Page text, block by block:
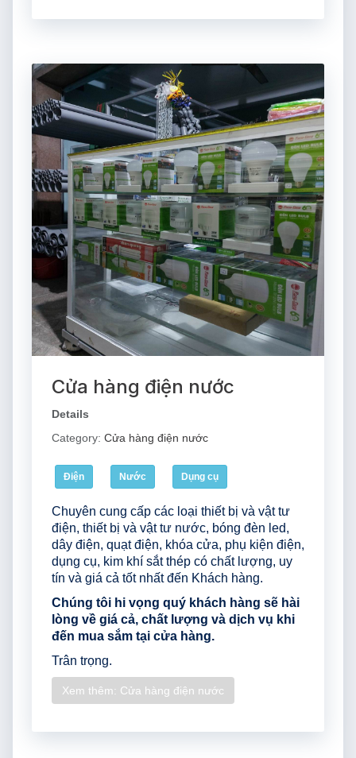
Cửa hàng điện nước
Details
Category: Cửa hàng điện nước
Điện Nước Dụng cụ
Chuyên cung cấp các loại thiết bị và vật tư
điện, thiết bị và vật tư nước, bóng đèn led,
dây điện, quạt điện, khóa cửa, phụ kiện điện,
dụng cụ, kim khí sắt thép có chất lượng, uy
tín và giá cả tốt nhất đến Khách hàng.
Chúng tôi hi vọng quý khách hàng sẽ hài
lòng về giá cả, chất lượng và dịch vụ khi
đến mua sắm tại cửa hàng.
Trân trọng.
Xem thêm: Cửa hàng điện nước